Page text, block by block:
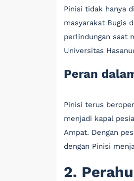
Pinisi tidak hanya
masyarakat Bugis
perlindungan saat
Universitas
Peran
Pinisi terus
menjadi kapal
Ampat. Dengan
dengan Pinisi
2.